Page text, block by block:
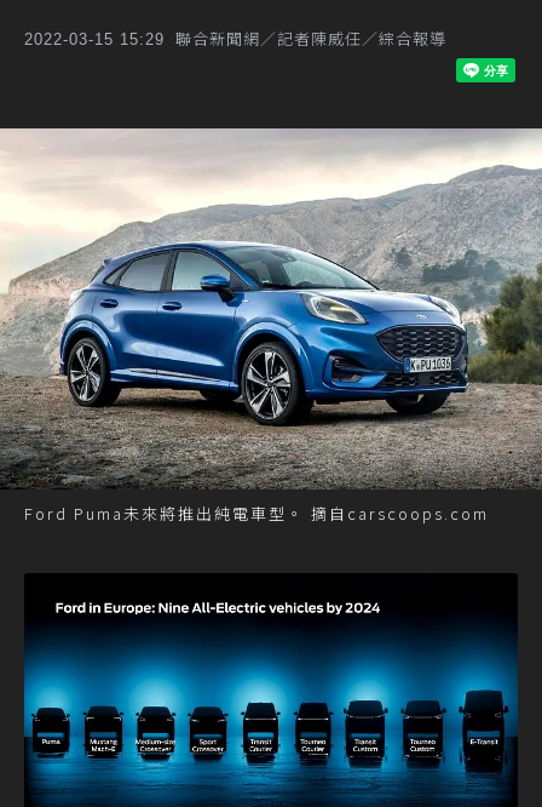
2022-03-15 15:29 聯合新聞網／記者陳威任／綜合報導
Ford Puma未來將推出純電車型。 摘自carscoops.com